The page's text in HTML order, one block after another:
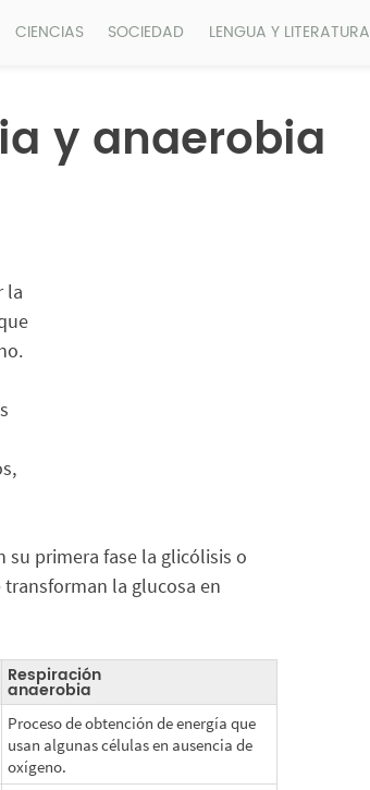
CIENCIAS SOCIEDAD LENGUA Y LITERATURA
y anaerobia
la
su primera fase la glicólisis o
la glucosa en
Respiración
anaerobia
Proceso de obtención de energía que
usan algunas células en ausencia de
oxígeno.